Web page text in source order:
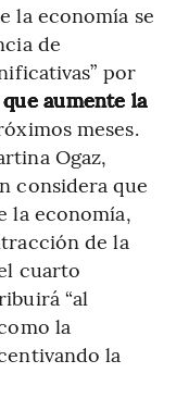
la economía se
de
por
aumente la
meses.
Ogaz,
considera que
la economía,
de la
cuarto
“al
la
la